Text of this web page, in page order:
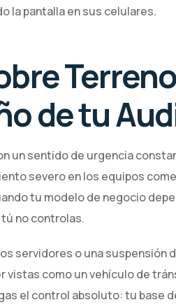
la pantalla en sus celulares.
de tu
un sentido de urgencia
severo en los equipos
tu modelo de negocio
no controlas.
servidores o una
vistas como un vehículo de
el control absoluto: tu base